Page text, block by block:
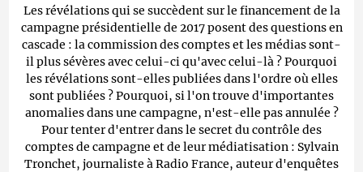
Les révélations qui se succèdent sur le financement de la
campagne présidentielle de 2017 posent des questions en
cascade : la commission des comptes et les médias sont-
il plus sévères avec celui-ci qu'avec celui-là ? Pourquoi
les révélations sont-elles publiées dans l'ordre où elles
sont publiées ? Pourquoi, si l'on trouve d'importantes
anomalies dans une campagne, n'est-elle pas annulée ?
Pour tenter d'entrer dans le secret du contrôle des
comptes de campagne et de leur médiatisation : Sylvain
Tronchet, journaliste à Radio France, auteur d'enquêtes